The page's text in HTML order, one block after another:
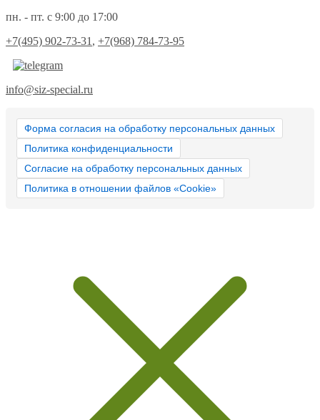
пн. - пт. с 9:00 до 17:00
+7(495) 902-73-31 , +7(968) 784-73-95
info@siz-special.ru
Форма согласия на обработку персональных данных
Политика конфиденциальности
Согласие на обработку персональных данных
Политика в отношении файлов «Cookie»